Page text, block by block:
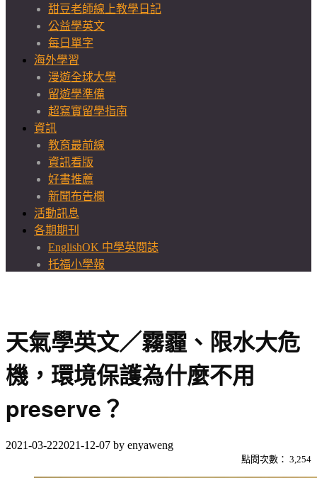
甜豆老師線上教學日記
公益學英文
每日單字
海外學習
漫遊全球大學
留遊學準備
超寫實留學指南
資訊
教育最前線
資訊看版
好書推薦
新聞布告欄
活動訊息
各期期刊
EnglishOK 中學英閱誌
托福小學報
天氣學英文／霧霾、限水大危
機，環境保護為什麼不用
preserve？
2021-03-222021-12-07 by enyaweng
點閱次數： 3,254